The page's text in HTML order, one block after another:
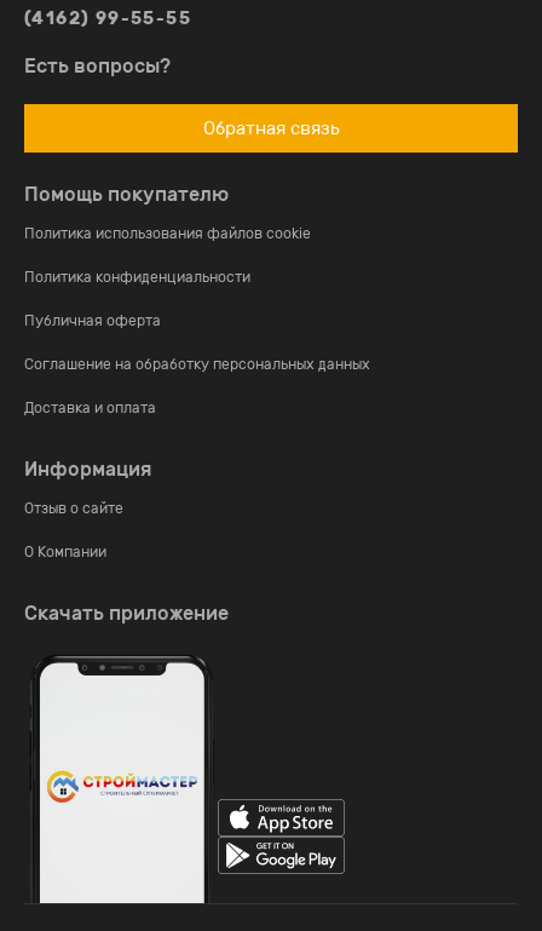
Помощь покупателю
Политика использования файлов cookie
Политика конфиденциальности
Публичная оферта
Соглашение на обработку персональных данных
Доставка и оплата
Информация
Отзыв о сайте
О Компании
(4162) 99-55-55
Есть вопросы?
Обратная связь
Скачать приложение